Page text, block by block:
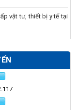
vật tư, thiết bị y tế tại